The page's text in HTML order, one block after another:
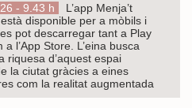
- 9.43 h
L’app Menja’t
disponible per a mòbils i
pot descarregar tant a Play
a l’App Store. L’eina busca
riquesa d’aquest espai
la ciutat gràcies a eines
com la realitat augmentada